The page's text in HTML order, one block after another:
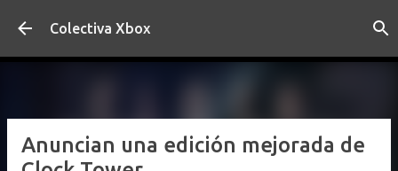
Ir al contenido principal
Colectiva Xbox
Anuncian una edición mejorada de